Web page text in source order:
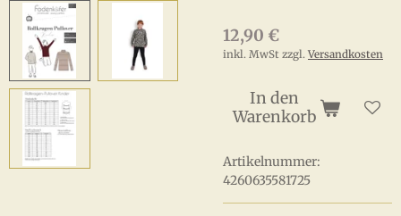
12,90 €
inkl. MwSt zzgl. Versandkosten
In den
Warenkorb
Artikelnummer:
4260635581725